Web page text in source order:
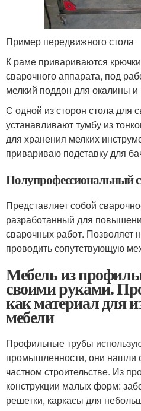
Пример передвижного стола
К раме привариваются
сварочного аппарата, под
мелкий поддон для окалины
С одной из сторон стола для
устанавливают тумбу из
для хранения мелких
привариваю подставку для
Полупрофессиональный
Представляет собой
разработанный для
сварочных работ. Позволяет
проводить сопутствующую
Мебель из
своими руками.
как материал для
мебели
Профильные трубы
промышленности, они нашли
частном строительстве. Из
конструкции малых форм:
решетки, каркасы для